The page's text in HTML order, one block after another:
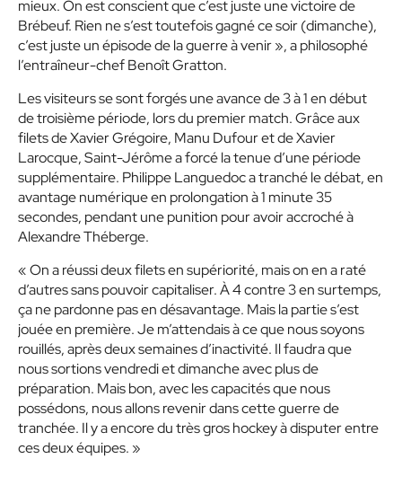
mieux. On est conscient que c’est juste une victoire de
Brébeuf. Rien ne s’est toutefois gagné ce soir (dimanche),
c’est juste un épisode de la guerre à venir », a philosophé
l’entraîneur-chef Benoît Gratton.
Les visiteurs se sont forgés une avance de 3 à 1 en début
de troisième période, lors du premier match. Grâce aux
filets de Xavier Grégoire, Manu Dufour et de Xavier
Larocque, Saint-Jérôme a forcé la tenue d’une période
supplémentaire. Philippe Languedoc a tranché le débat, en
avantage numérique en prolongation à 1 minute 35
secondes, pendant une punition pour avoir accroché à
Alexandre Théberge.
« On a réussi deux filets en supériorité, mais on en a raté
d’autres sans pouvoir capitaliser. À 4 contre 3 en surtemps,
ça ne pardonne pas en désavantage. Mais la partie s’est
jouée en première. Je m’attendais à ce que nous soyons
rouillés, après deux semaines d’inactivité. Il faudra que
nous sortions vendredi et dimanche avec plus de
préparation. Mais bon, avec les capacités que nous
possédons, nous allons revenir dans cette guerre de
tranchée. Il y a encore du très gros hockey à disputer entre
ces deux équipes. »